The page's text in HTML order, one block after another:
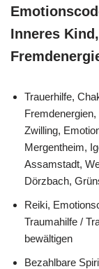
Inneres
Trauerhilfe,
Zwilling,
Mergentheim,
Assamstadt,
Dörzbach,
Reiki,
Traumahilfe /
bewältigen
Bezahlbare